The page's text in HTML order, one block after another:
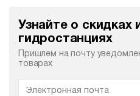
Узнайте о скидках
гидростанциях
Пришлем на почту
товарах